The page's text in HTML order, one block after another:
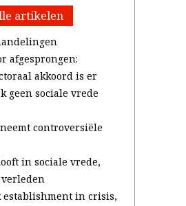
artikelen
afgesprongen:
akkoord is er
geen sociale vrede
controversiële
in sociale vrede,
establishment in crisis,